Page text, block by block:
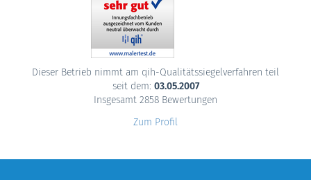
Dieser Betrieb nimmt am qih-Qualitätssiegelverfahren teil
seit dem: 03.05.2007
Insgesamt 2858 Bewertungen
Zum Profil